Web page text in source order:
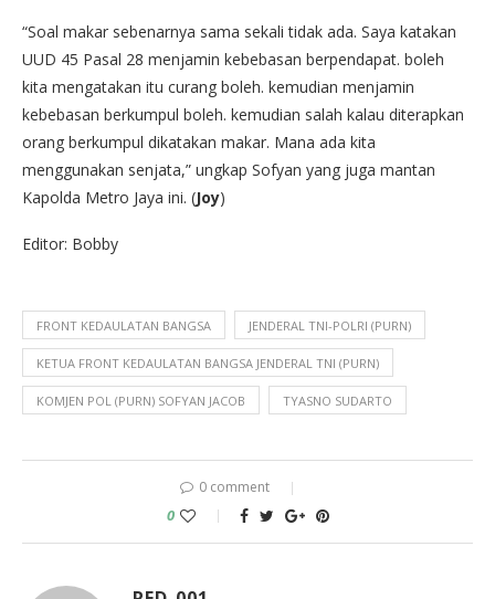
“Soal makar sebenarnya sama sekali tidak ada. Saya katakan
UUD 45 Pasal 28 menjamin kebebasan berpendapat. boleh
kita mengatakan itu curang boleh. kemudian menjamin
kebebasan berkumpul boleh. kemudian salah kalau diterapkan
orang berkumpul dikatakan makar. Mana ada kita
menggunakan senjata,” ungkap Sofyan yang juga mantan
Kapolda Metro Jaya ini. (Joy)
Editor: Bobby
FRONT KEDAULATAN BANGSA JENDERAL TNI-POLRI (PURN)
KETUA FRONT KEDAULATAN BANGSA JENDERAL TNI (PURN)
KOMJEN POL (PURN) SOFYAN JACOB TYASNO SUDARTO
0 comment
0